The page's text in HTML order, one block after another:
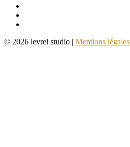
© 2026 levrel studio | Mentions légales